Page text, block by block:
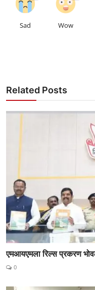
Sad Wow
Related Posts
एमआयएमला रिल्स प्रकरण
0